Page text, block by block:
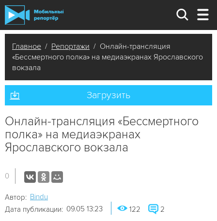
Главное / Репортажи / Онлайн-трансляция
«Бессмертного полка» на медиаэкранах Ярославского
вокзала
Загрузить
Онлайн-трансляция «Бессмертного
полка» на медиаэкранах
Ярославского вокзала
0
Автор: Bindu
Дата публикации: 09.05 13:23 122 2